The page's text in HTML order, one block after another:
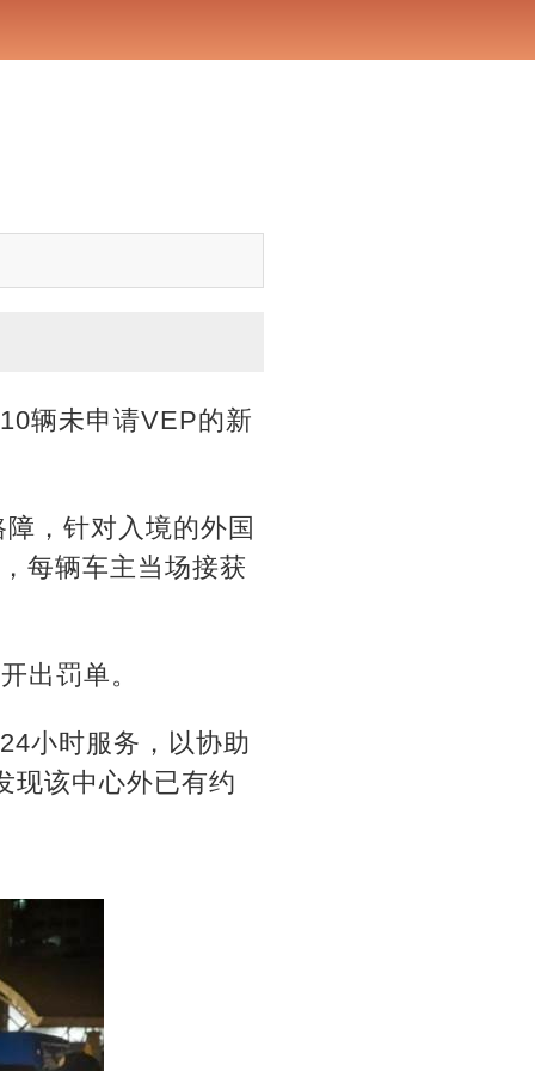
辆未申请VEP的新
，针对入境的外国
每辆车主当场接获
出罚单。
小时服务，以协助
现该中心外已有约